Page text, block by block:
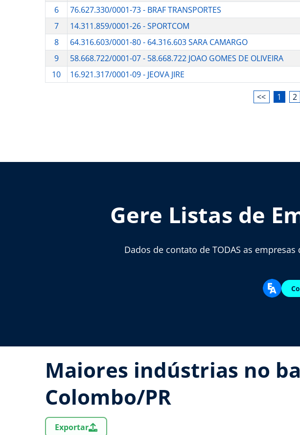
6
76.627.330/0001-73 - BRAF TRANSPORTES
7
14.311.859/0001-26 - SPORTCOM
8
64.316.603/0001-80 - 64.316.603 SARA CAMARGO
9
58.668.722/0001-07 - 58.668.722 JOAO GOMES DE OLIVEIRA
10
16.921.317/0001-09 - JEOVA JIRE
<< 1 2
Gere Listas de
Dados de contato de TODAS as
Maiores indústrias no
Colombo/PR
Exportar